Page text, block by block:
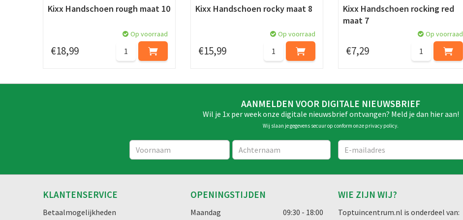
Kixx Handschoen rough maat 10
€18,99
Op voorraad
Kixx Handschoen rocky maat 8
€15,99
Op voorraad
Kixx Handschoen rocking red
maat 7
€7,29
Op voorraad
AANMELDEN VOOR DIGITALE NIEUWSBRIEF
Wil je 1x per week onze digitale nieuwsbrief ontvangen? Meld je dan hier aan!
Wij slaan je gegevens secuur op conform onze privacy policy.
KLANTENSERVICE
Betaalmogelijkheden
OPENINGSTIJDEN
Maandag
09:30 - 18:00
WIE ZIJN WIJ?
Toptuincentrum.nl is onderdeel van: